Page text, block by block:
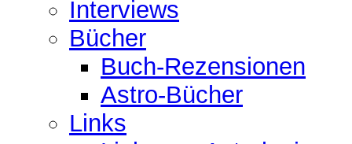
Interviews
Bücher
Buch-Rezensionen
Astro-Bücher
Links